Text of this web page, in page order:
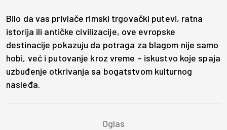
Bilo da vas privlače rimski trgovački putevi, ratna
istorija ili antičke civilizacije, ove evropske
destinacije pokazuju da potraga za blagom nije samo
hobi, već i putovanje kroz vreme – iskustvo koje spaja
uzbuđenje otkrivanja sa bogatstvom kulturnog
nasleđa.